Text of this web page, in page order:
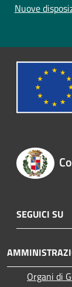
Nuove
SEGUICI SU
Organi di